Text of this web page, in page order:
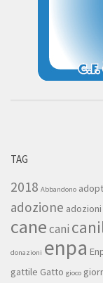
TAG
2018 Abbandono adopt
adozione adozioni
canecani
donazioni enpa
gattile Gatto gioco